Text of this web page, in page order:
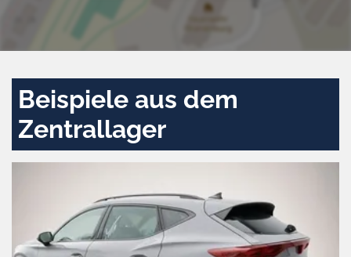
Beispiele aus dem
Zentrallager